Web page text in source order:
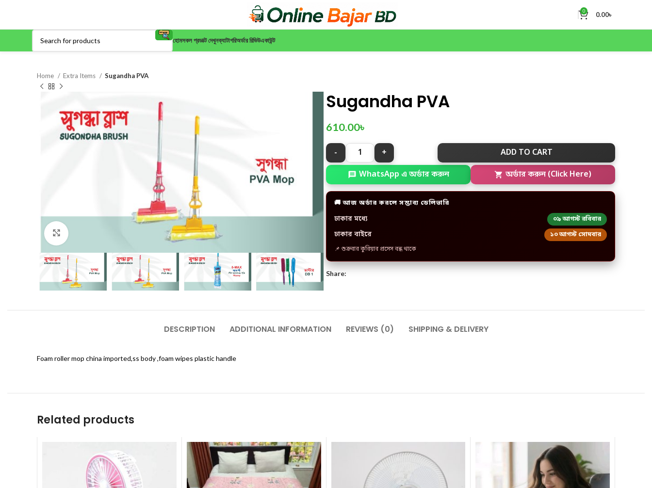
0 0.00৳
হোমসকল প্রডাক্ট দেখুনক্যাটাগরিঅর্ডার রিভিউএকাউন্ট
Home Extra Items Sugandha PVA
Sugandha PVA
610.00৳
ADD TO CART
WhatsApp এ অর্ডার করুন অর্ডার করুন (Click Here)
🚚 আজ অর্ডার করলে সম্ভাব্য ডেলিভারি
ঢাকার মধ্যে ০৯ আগস্ট রবিবার
ঢাকার বাইরে ১০ আগস্ট সোমবার
📌 শুক্রবার কুরিয়ার প্রসেস বন্ধ থাকে
Share:
DESCRIPTION ADDITIONAL INFORMATION REVIEWS (0) SHIPPING & DELIVERY
Foam roller mop china imported,ss body ,foam wipes plastic handle
Related products